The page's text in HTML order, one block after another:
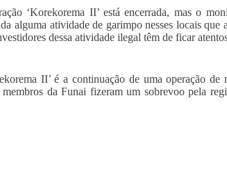
‘Korekorema II’ está encerrada, mas o
alguma atividade de garimpo nesses locais que
dessa atividade ilegal têm de ficar
II’ é a continuação de uma operação de
da Funai fizeram um sobrevoo pela